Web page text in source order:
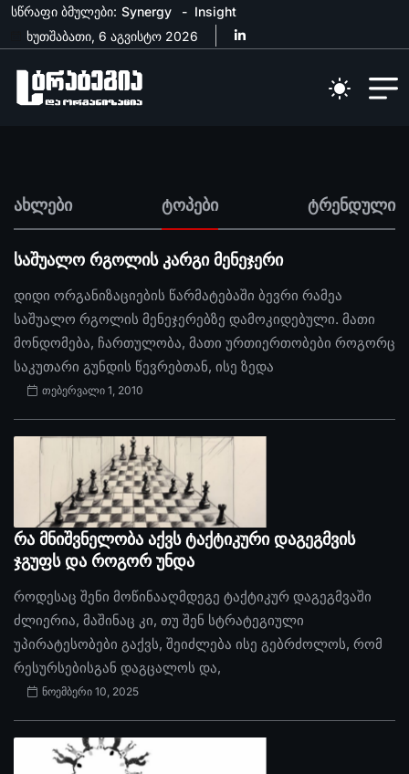
სწრაფი ბმულები: Synergy
Insight
ხუთშაბათი, 6 აგვისტო 2026
ახლები ტოპები ტრენდული
საშუალო რგოლის კარგი მენეჯერი
დიდი ორგანიზაციების წარმატებაში ბევრი რამეა
საშუალო რგოლის მენეჯერებზე დამოკიდებული. მათი
მონდომება, ჩართულობა, მათი ურთიერთობები როგორც
საკუთარი გუნდის წევრებთან, ისე ზედა
თებერვალი 1, 2010
რა მნიშვნელობა აქვს ტაქტიკური დაგეგმვის
ჯგუფს და როგორ უნდა
როდესაც შენი მოწინააღმდეგე ტაქტიკურ დაგეგმვაში
ძლიერია, მაშინაც კი, თუ შენ სტრატეგიული
უპირატესობები გაქვს, შეიძლება ისე გებრძოლოს, რომ
რესურსებისგან დაგცალოს და,
ნოემბერი 10, 2025